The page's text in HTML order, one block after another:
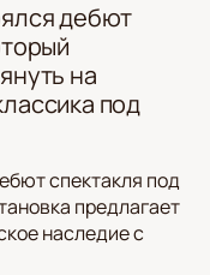
дебют
на
под
спектакля под
предлагает
наследие с